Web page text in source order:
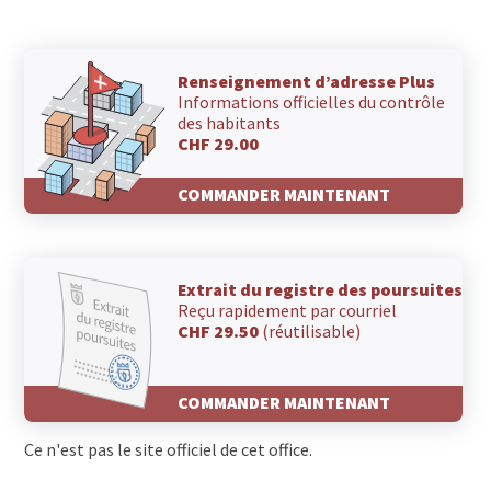
Renseignement d’adresse Plus
Informations officielles du contrôle
des habitants
CHF 29.00
COMMANDER MAINTENANT
Extrait du registre des poursuites
Reçu rapidement par courriel
CHF 29.50 (réutilisable)
COMMANDER MAINTENANT
Ce n'est pas le site officiel de cet office.